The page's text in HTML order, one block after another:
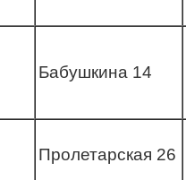
Бабушкина 14
Пролетарская 26